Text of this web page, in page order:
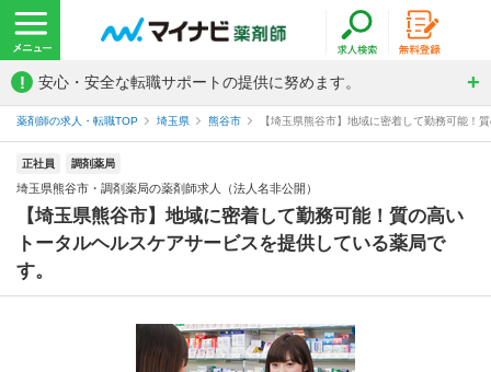
! 安心・安全な転職サポートの提供に努めます。
薬剤師の求人・転職TOP 埼玉県 熊谷市 【埼玉県熊谷市】地域に密着して勤務可能！
正社員 調剤薬局
埼玉県熊谷市・調剤薬局の薬剤師求人（法人名非公開）
【埼玉県熊谷市】地域に密着して勤務可能！質の高い
トータルヘルスケアサービスを提供している薬局で
す。